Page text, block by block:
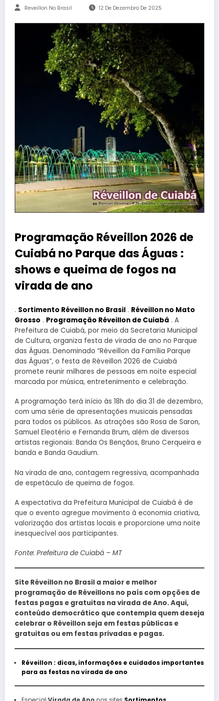
Reveillon No Brasil 12 De Dezembro De 2025
Programação Réveillon 2026 de
Cuiabá no Parque das Águas :
shows e queima de fogos na
virada de ano
. Sortimento Réveillon no Brasil . Réveillon no Mato
Grosso . Programação Réveillon de Cuiabá . A
Prefeitura de Cuiabá, por meio da Secretaria Municipal
de Cultura, organiza festa de virada de ano no Parque
das Águas. Denominado “Réveillon da Família Parque
das Águas”, o festa de Réveillon 2026 de Cuiabá
promete reunir milhares de pessoas em noite especial
marcada por música, entretenimento e celebração.
A programação terá início às 18h do dia 31 de dezembro,
com uma série de apresentações musicais pensadas
para todos os públicos. As atrações são Rosa de Saron,
Samuel Eleotério e Fernanda Brum, além de diversos
artistas regionais: Banda Os Bençãos, Bruno Cerqueira e
banda e Banda Gaudium.
Na virada de ano, contagem regressiva, acompanhada
de espetáculo de queima de fogos.
A expectativa da Prefeitura Municipal de Cuiabá é de
que o evento agregue movimento à economia criativa,
valorização dos artistas locais e proporcione uma noite
inesquecível aos participantes.
Fonte: Prefeitura de Cuiabá – MT
Site Réveillon no Brasil a maior e melhor
programação de Réveillons no país com opções de
festas pagas e gratuitas na virada de Ano. Aqui,
conteúdo democrático que contempla quem deseja
celebrar o Réveillon seja em festas públicas e
gratuitas ou em festas privadas e pagas.
Réveillon : dicas, informações e cuidados importantes
para as festas na virada de ano